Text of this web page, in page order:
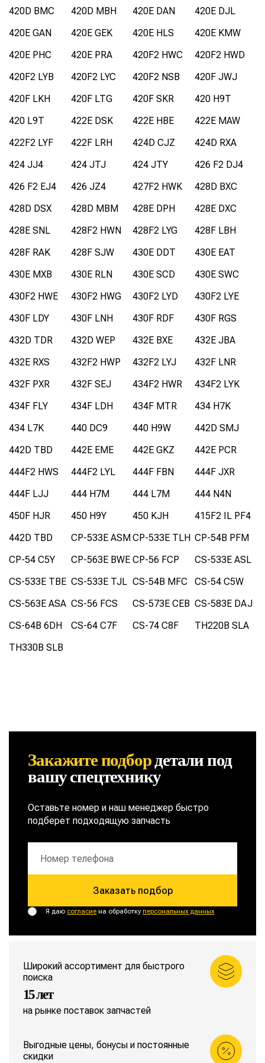
420D BMC 420D MBH 420E DAN
420E DJL
420E GAN
420E GEK 420E HLS
420E KMW
420E PHC
420E PRA 420F2 HWC
420F2 HWD
420F2 LYB
420F2 LYC 420F2 NSB
420F JWJ
420F LKH
420F LTG 420F SKR
420 H9T
420 L9T
422E DSK 422E HBE
422E MAW
422F2 LYF
422F LRH 424D CJZ
424D RXA
424 JJ4
424 JTJ 424 JTY
426 F2 DJ4
426 F2 EJ4
426 JZ4 427F2 HWK
428D BXC
428D DSX
428D MBM 428E DPH
428E DXC
428E SNL
428F2 HWN 428F2 LYG
428F LBH
428F RAK
428F SJW 430E DDT
430E EAT
430E MXB
430E RLN 430E SCD
430E SWC
430F2 HWE
430F2 HWG 430F2 LYD
430F2 LYE
430F LDY
430F LNH 430F RDF
430F RGS
432D TDR
432D WEP 432E BXE
432E JBA
432E RXS
432F2 HWP 432F2 LYJ
432F LNR
432F PXR
432F SEJ 434F2 HWR
434F2 LYK
434F FLY
434F LDH 434F MTR
434 H7K
434 L7K
440 DC9 440 H9W
442D SMJ
442D TBD
442E EME 442E GKZ
442E PCR
444F2 HWS
444F2 LYL 444F FBN
444F JXR
444F LJJ
444 H7M 444 L7M
444 N4N
450F HJR
450 H9Y 450 KJH
415F2 IL PF4
442D TBD
CP-533E ASMCP-533E TLH CP-54B PFM
CP-54 C5Y
CP-563E BWE CP-56 FCP
CS-533E ASL
CS-533E TBE CS-533E TJL CS-54B MFC
CS-54 C5W
CS-563E ASA CS-56 FCS CS-573E CEB CS-583E DAJ
CS-64B 6DH
CS-64 C7F CS-74 C8F
TH220B SLA
TH330B SLB
Закажите подбордеталипод
вашу спецтехнику
Оставьте номер и наш менеджер быстро
подберет подходящую запчасть
Заказать подбор
Я даю согласие на обработкуперсональных данных
Широкий ассортимент для быстрого
поиска
15 лет
на рынке поставок запчастей
Выгодные цены, бонусы и постоянные
скидки